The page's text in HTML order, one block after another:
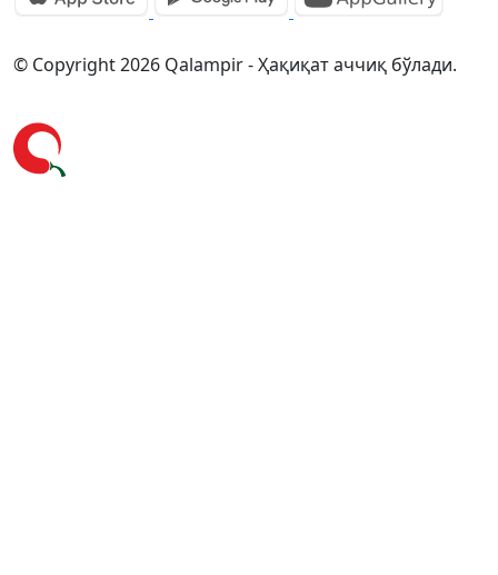
© Copyright 2026 Qalampir - Ҳақиқат аччиқ бўлади.